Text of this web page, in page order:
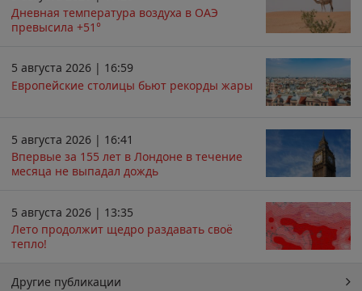
Дневная температура воздуха в ОАЭ
превысила +51°
5 августа 2026 | 16:59
Европейские столицы бьют рекорды жары
5 августа 2026 | 16:41
Впервые за 155 лет в Лондоне в течение
месяца не выпадал дождь
5 августа 2026 | 13:35
Лето продолжит щедро раздавать своё
тепло!
Другие публикации